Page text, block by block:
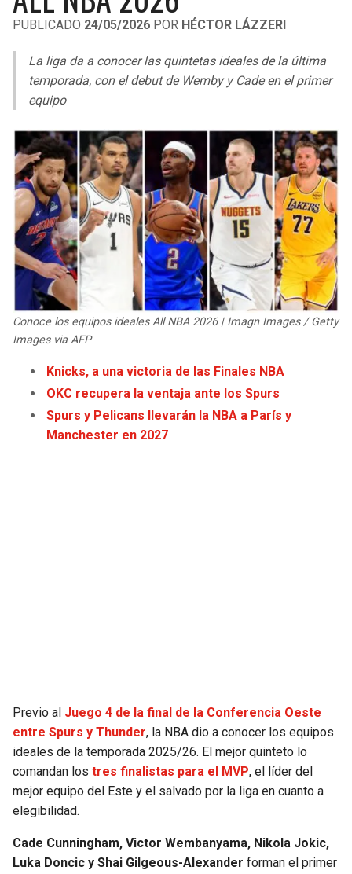
LIGA DE EXPANSIÓN MX
UEFA EUROPA LEAGUE
MLS
COPA SUDAMERICANA
LIGA BETPLAY
OTRAS LIGAS
CHARGERS
BENGALS
BROWNS
STEELERS
TEXANS
COLTS
JAGUARS
SEAHAWKS
BEARS
LIONS
PACKERS
PISTONS
BUCKS
HAWKS
HORNETS
HEAT
MAGIC
WIZARDS
PELICANS
SPURS
NUGGETS
TIMBERWOLVES
PUBLICADO 24/05/2026 POR HÉCTOR LÁZZERI
La liga da a conocer las quintetas ideales de la última
temporada, con el debut de Wemby y Cade en el primer
equipo
Conoce los equipos ideales All NBA 2026 | Imagn Images / Getty
Images via AFP
Knicks, a una victoria de las Finales NBA
OKC recupera la ventaja ante los Spurs
Spurs y Pelicans llevarán la NBA a París y
Manchester en 2027
Previo al Juego 4 de la final de la Conferencia Oeste
entre Spurs y Thunder, la NBA dio a conocer los equipos
ideales de la temporada 2025/26. El mejor quinteto lo
comandan los tres finalistas para el MVP, el líder del
mejor equipo del Este y el salvado por la liga en cuanto a
elegibilidad.
Cade Cunningham, Victor Wembanyama, Nikola Jokic,
Luka Doncic y Shai Gilgeous-Alexander forman el primer